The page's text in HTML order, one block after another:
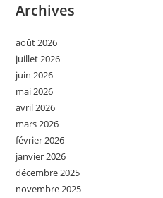
Archives
août 2026
juillet 2026
juin 2026
mai 2026
avril 2026
mars 2026
février 2026
janvier 2026
décembre 2025
novembre 2025